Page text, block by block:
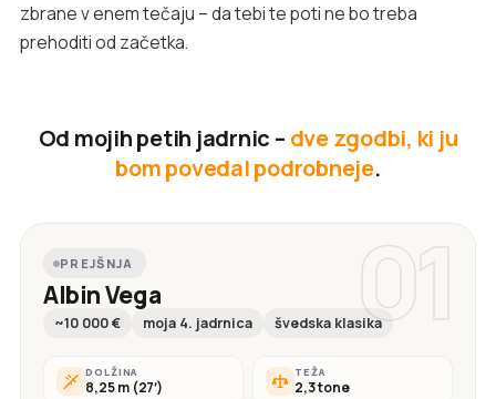
zbrane v enem tečaju – da tebi te poti ne bo treba
prehoditi od začetka.
Od mojih petih jadrnic – dve zgodbi, ki ju
bom povedal podrobneje.
01
PREJŠNJA
Albin Vega
~10 000 € moja 4. jadrnica švedska klasika
DOLŽINA
8,25 m (27′)
TEŽA
2,3 tone